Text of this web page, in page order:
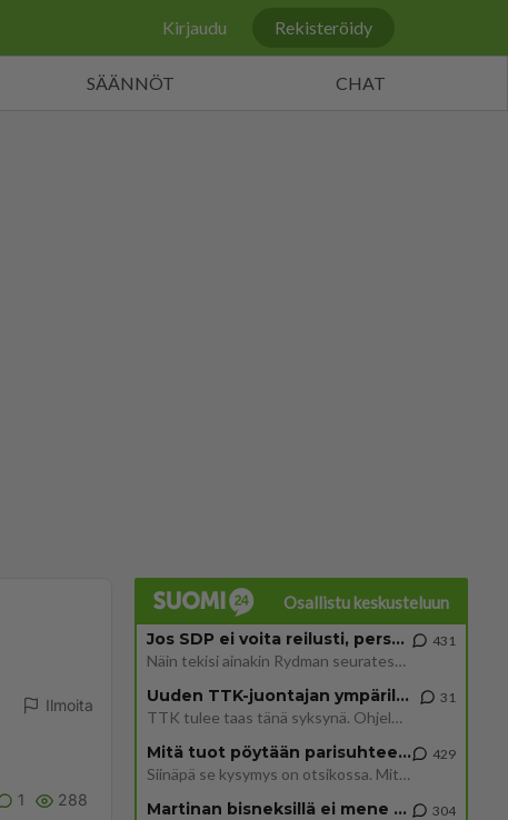
Kirjaudu Rekisteröidy
SÄÄNNÖT CHAT
Ilmoita
1 288
Osallistu keskusteluun
Jos SDP ei voita reilusti, persut kumoavat demokratian Suomesta
Näin tekisi ainakin Rydman seuratessaan idolinsa Trumpin mallia https://www.is.fi/politiikka/art-2000012187244.html
431
Uuden TTK-juontajan ympärillä epätietoisuus sakenee - Nyt MTV hämmentää soppaa
TTK tulee taas tänä syksynä. Ohjelman uudet tähtioppilaat julkistetaan torstaina 6. elokuuta klo 14 alkavassa lehdistö
31
Mitä tuot pöytään parisuhteessa?
Siinäpä se kysymys on otsikossa. Mitäpä siis tuot/toisit pöytään parisuhteessa? Oletko mies vai nainen? Koetko sen mitä
429
Martinan bisneksillä ei mene hyvin 304